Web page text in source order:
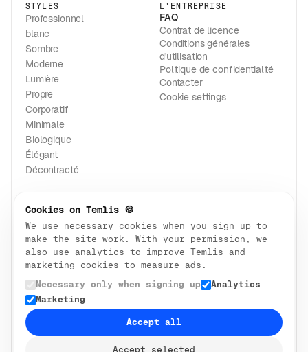
CATÉGORIES
Services professionnels
Services à domicile
Blog et éditorial
Architecture et design
Immobilier
Startup et SaaS
Médical
Commerce électronique
Technologie
STYLES
Professionnel
blanc
Sombre
Moderne
Lumière
Propre
Corporatif
Minimale
Biologique
Élégant
Décontracté
L'ENTREPRISE
FAQ
Contrat de licence
Conditions générales
d'utilisation
Politique de confidentialité
Contacter
Cookie settings
Cookies on Temlis 🍪
We use necessary cookies when you sign up to
make the site work. With your permission, we
also use analytics to improve Temlis and
marketing cookies to measure ads.
Necessary only when signing up
Analytics
Marketing
Accept selected
Accept all